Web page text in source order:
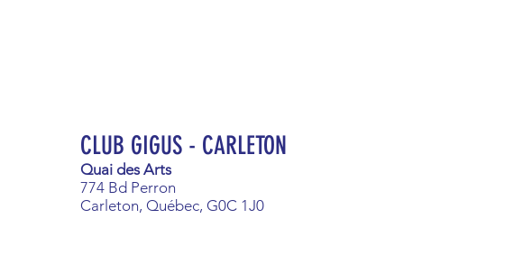
CLUB GIGUS - CARLETON
Quai des Arts
774 Bd Perron
Carleton, Québec, G0C 1J0